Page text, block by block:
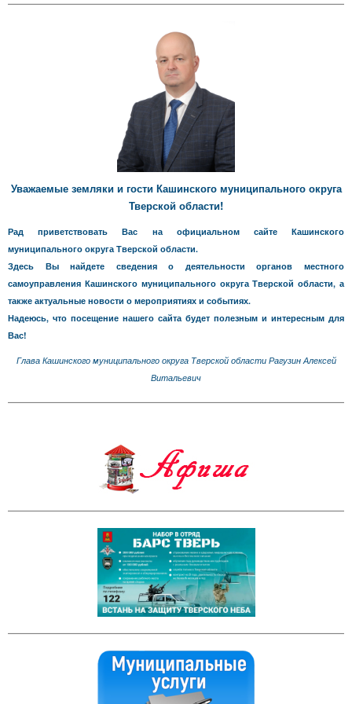
Уважаемые земляки и гости Кашинского муниципального округа
Тверской области!
Рад приветствовать Вас на официальном сайте Кашинского
муниципального округа Тверской области.
Здесь Вы найдете сведения о деятельности органов местного
самоуправления Кашинского муниципального округа Тверской области, а
также актуальные новости о мероприятиях и событиях.
Надеюсь, что посещение нашего сайта будет полезным и интересным для
Вас!
Глава Кашинского муниципального округа Тверской области Рагузин Алексей
Витальевич